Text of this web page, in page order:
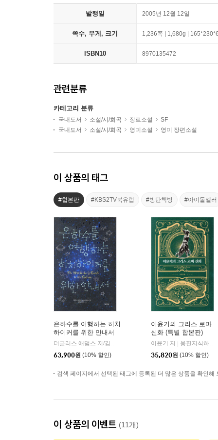
발행일 2005년 12월 12일
쪽수, 무게, 크기 1,236쪽 | 1,680g |
ISBN10 8970135472
관련분류
카테고리 분류
국내도서 소설/시/희곡 장르소설
SF
국내도서
소설/시/희곡 영미소설 영미 장편소설
이 상품의 태그
#합본판 #KBS2TV북유럽 #방탄책방 #아이돌셀러
은하수를 여행하는 히치
하이커를 위한 안내서
합본
더글러스 애덤스 저/김선형,권진아 공역
책세상
63,900원 (10% 할인)
이윤기의 그리스 로마
신화 (특별 합본판)
이윤기 저
웅진지식하우스
35,820원 (10% 할인)
검색 페이지에서 선택된 태그에 등록된 더 많은 상품을 확인해
이 상품의 이벤트 (11개)